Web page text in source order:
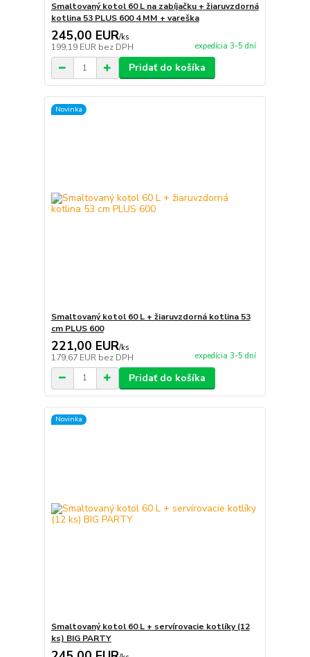
Smaltovaný kotol 60 L na zabíjačku + žiaruvzdorná
kotlina 53 PLUS 600 4 MM + vareška
245,00 EUR/ks
199,19 EUR bez DPH expedícia 3-5 dní
Pridať do košíka
Novinka
Smaltovaný kotol 60 L + žiaruvzdorná kotlina 53
cm PLUS 600
221,00 EUR/ks
179,67 EUR bez DPH expedícia 3-5 dní
Pridať do košíka
Novinka
Smaltovaný kotol 60 L + servírovacie kotlíky (12
ks) BIG PARTY